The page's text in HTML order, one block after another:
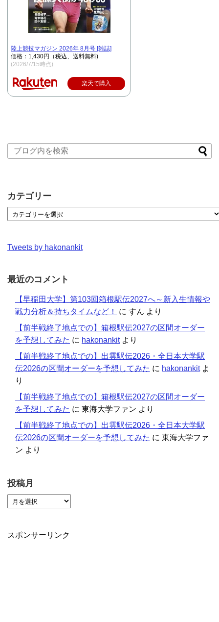
陸上競技マガジン 2026年 8月号 [雑誌]
価格：1,430円（税込、送料無料)
(2026/7/15時点)
楽天で購入
カテゴリー
Tweets by hakonankit
最近のコメント
【早稲田大学】第103回箱根駅伝2027へ～新入生情報や
戦力分析＆持ちタイムなど！
に すん より
【前半戦終了地点での】箱根駅伝2027の区間オーダー
を予想してみた に hakonankitより
【前半戦終了地点での】出雲駅伝2026・全日本大学駅
伝2026の区間オーダーを予想してみた に hakonankitよ
り
【前半戦終了地点での】箱根駅伝2027の区間オーダー
を予想してみた に 東海大学ファン より
【前半戦終了地点での】出雲駅伝2026・全日本大学駅
伝2026の区間オーダーを予想してみた に 東海大学ファ
ン より
投稿月
スポンサーリンク